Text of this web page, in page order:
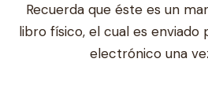
Recuerda que éste es un
libro físico, el cual es
electrónico una